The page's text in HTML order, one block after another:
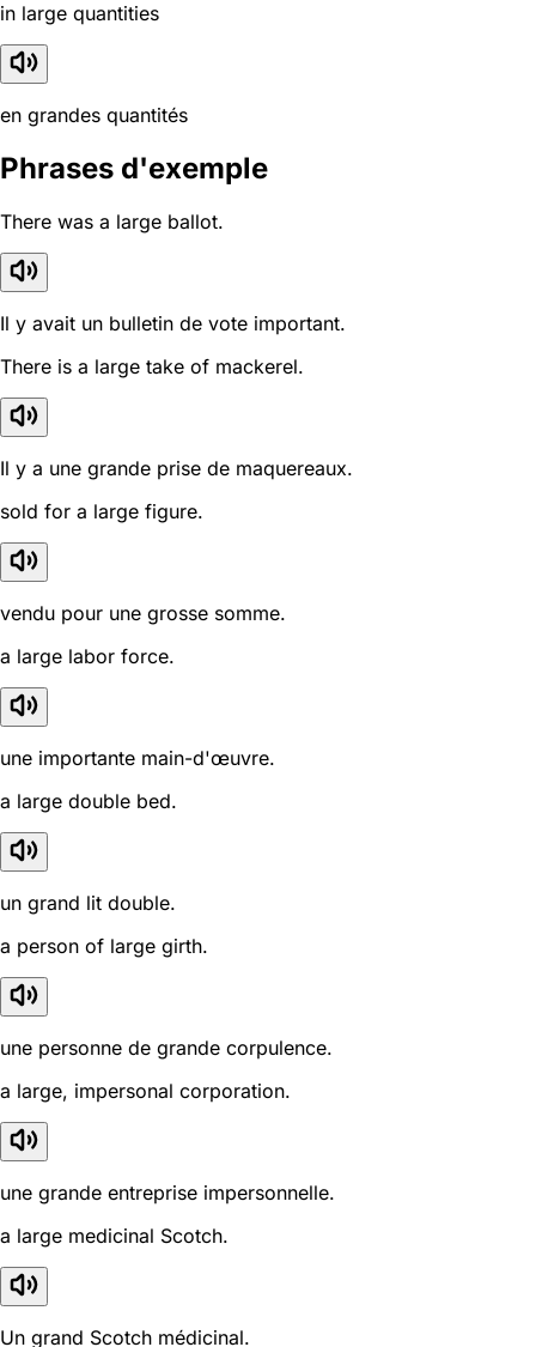
in large quantities
en grandes quantités
Phrases d'exemple
There was a large ballot.
Il y avait un bulletin de vote important.
There is a large take of mackerel.
Il y a une grande prise de maquereaux.
sold for a large figure.
vendu pour une grosse somme.
a large labor force.
une importante main-d'œuvre.
a large double bed.
un grand lit double.
a person of large girth.
une personne de grande corpulence.
a large, impersonal corporation.
une grande entreprise impersonnelle.
a large medicinal Scotch.
Un grand Scotch médicinal.